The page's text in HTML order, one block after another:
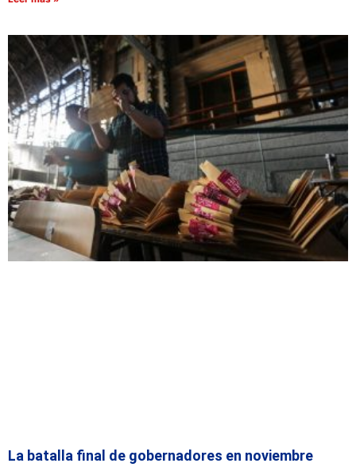
La batalla final de gobernadores en noviembre